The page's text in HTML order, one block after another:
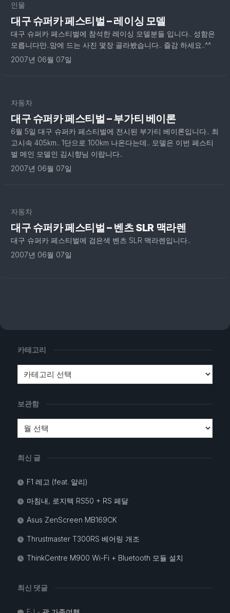
인물
대구 슈퍼카 페스티벌 – 레이싱 모델
대구 슈퍼카 페스티벌에 참석한 레이싱 모델분들 입니다.. 성함은
모릅니다만..맘에 드는 사진 몇장 골라봤습니다.. 즐감 하세요..^^
2007년 06월 07일
자동차
대구 슈퍼카 페스티벌 – 부가티 베이론
6월 5일 대구 슈퍼카 페스티벌에 전시된 부가티 베이론입니다.. 최
고시속 405km.. 1단으로 100km 나온다는데.. 모델은 이번 페스티
벌 메인 모델인 김시향님 이랍니다..
2007년 06월 07일
자동차
대구 슈퍼카 페스티벌 – 벤츠 SLR 맥라렌
대구 슈퍼카 페스티벌에 검은색 벤츠 SLR 맥라렌입니다..
2007년 06월 07일
카테고리
보관함
최신 글
F1 레고 (feat. 알리)
마침내, 로지텍 RS50 + RS 페달
Asus ZenScreen MB169CK
Thrustmaster T300RS 베어링 개조
ThinkCentre M900 Wi-Fi + Bluetooth 모듈 설치
최신 댓글